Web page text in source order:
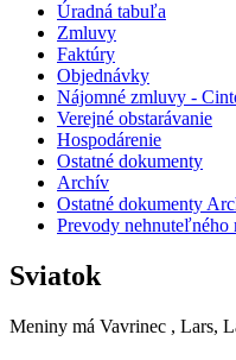
Úradná tabuľa
Zmluvy
Faktúry
Objednávky
Nájomné zmluvy -
Verejné obstarávanie
Hospodárenie
Ostatné dokumenty
Archív
Ostatné dokumenty
Prevody nehnuteľného
Sviatok
Meniny má Vavrinec , Lars,